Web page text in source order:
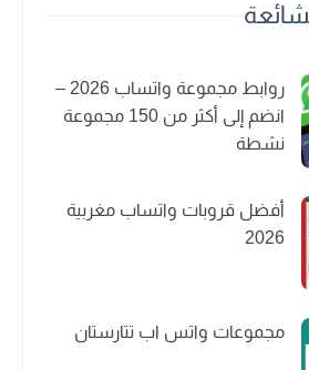
روابط مجموعة واتساب 2026 –
انضم إلى أكثر من 150 مجموعة
نشطة
أفضل قروبات واتساب مغربية
2026
مجموعات واتس اب تتارستان